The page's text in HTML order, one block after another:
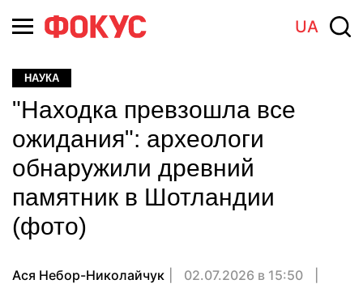
UA
НАУКА
"Находка превзошла все
ожидания": археологи
обнаружили древний
памятник в Шотландии
(фото)
Ася Небор-Николайчук
02.07.2026 в 15:50